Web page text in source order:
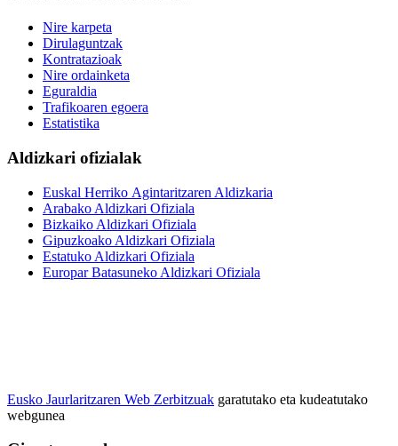
Nire karpeta
Dirulaguntzak
Kontratazioak
Nire ordainketa
Eguraldia
Trafikoaren egoera
Estatistika
Aldizkari ofizialak
Euskal Herriko Agintaritzaren Aldizkaria
Arabako Aldizkari Ofiziala
Bizkaiko Aldizkari Ofiziala
Gipuzkoako Aldizkari Ofiziala
Estatuko Aldizkari Ofiziala
Europar Batasuneko Aldizkari Ofiziala
Eusko Jaurlaritzaren Web Zerbitzuak garatutako eta kudeatutako
webgunea